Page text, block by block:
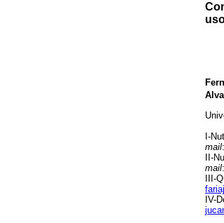
I-
mail:
II-
mail:
III-
IV-